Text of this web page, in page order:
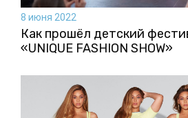
8 июня 2022
Как прошёл детский
«UNIQUE FASHION SHOW»